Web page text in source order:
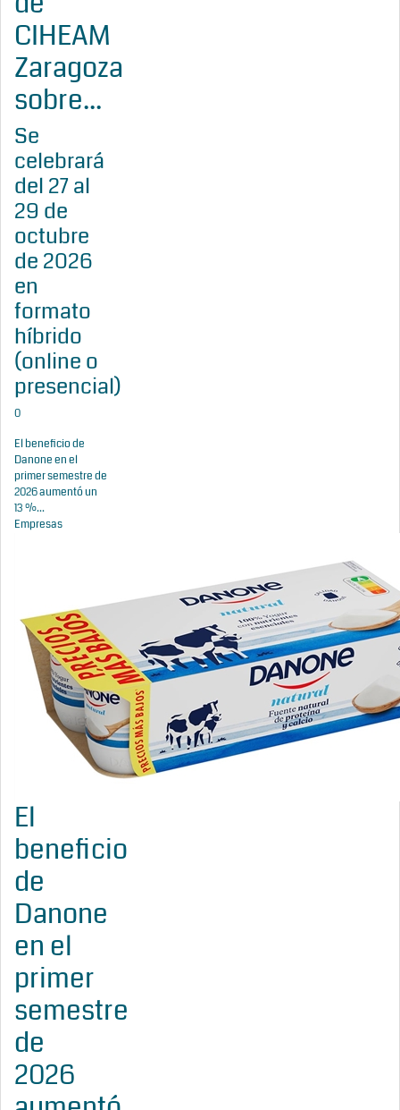
CIHEAM
Zaragoza
sobre...
Se
celebrará
del 27 al
29 de
octubre
de 2026
en
formato
híbrido
(online o
presencial)
0
El beneficio de
Danone en el
primer semestre de
2026 aumentó un
13 %...
Empresas
El
beneficio
de
Danone
en el
primer
semestre
de
2026